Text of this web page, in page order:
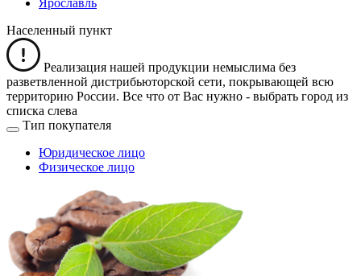
Ярославль
Населенный пункт
Реализация нашей продукции немыслима без
разветвленной дистрибьюторской сети, покрывающей всю
территорию России. Все что от Вас нужно - выбрать город из
списка слева
Тип покупателя
Юридическое лицо
Физическое лицо